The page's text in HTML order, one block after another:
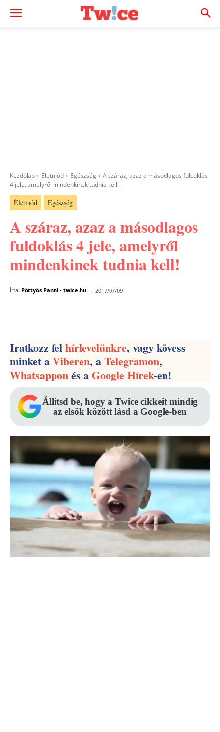
Kezdőlap Életmód Egészség
A száraz, azaz a másodlagos fuldoklás
4 jele, amelyről mindenkinek tudnia kell!
Életmód Egészség
A száraz, azaz a másodlagos
fuldoklás 4 jele, amelyről
mindenkinek tudnia kell!
Írta: Pöttyös Panni - twice.hu - 2017/07/09
Iratkozz felhírlevelünkre, vagy kövess
minket aViberen, aTelegramon,
Whatsapponés aGoogle Hírek-en!
Állítsd be, hogy a Twice cikkeit mindig
az elsők között lásd a Google-ben